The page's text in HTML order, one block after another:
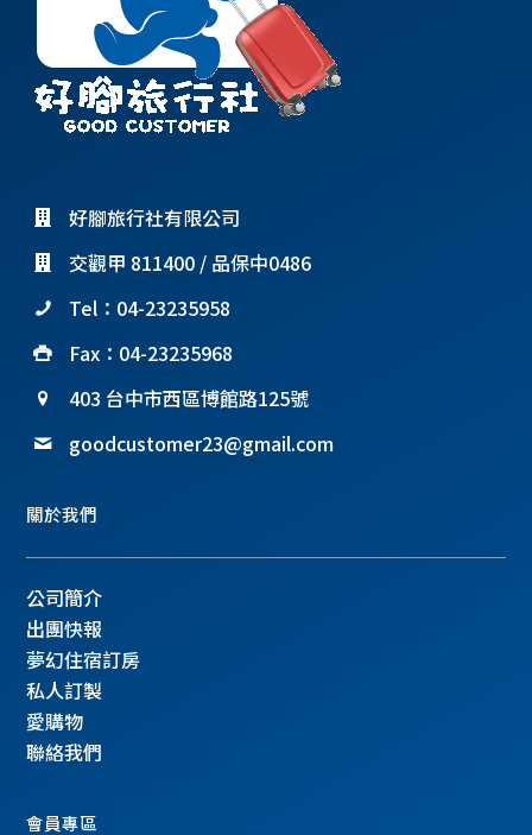
好腳旅行社有限公司
交觀甲 811400 / 品保中0486
Tel：04-23235958
Fax：04-23235968
403 台中市西區博館路125號
goodcustomer23@gmail.com
關於我們
公司簡介
出團快報
夢幻住宿訂房
私人訂製
愛購物
聯絡我們
會員專區